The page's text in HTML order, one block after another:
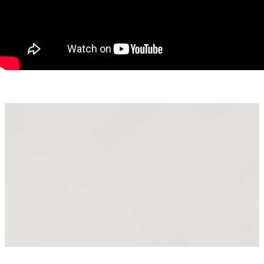
Etaj 1
Bloc boutique, cu doar 2 etaje
Complet mobilat și utilat
Balcon
timpul, stresul și costurile de după cumpărare.